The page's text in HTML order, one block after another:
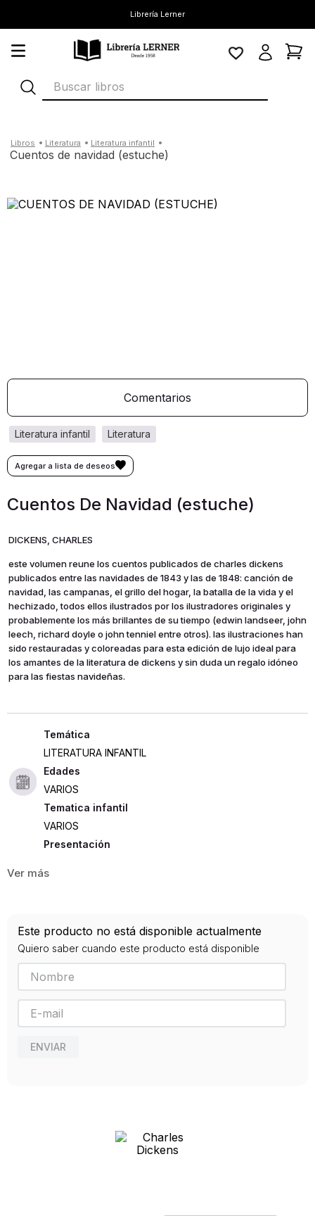
Librería Lerner
Buscar libros
literatura literatura infantil
cuentos de navidad (estuche)
Comentarios
literatura
literatura infantil
Cuentos De Navidad (estuche)
DICKENS, CHARLES
este volumen reune los cuentos publicados de charles dickens
publicados entre las navidades de 1843 y las de 1848: canción de
navidad, las campanas, el grillo del hogar, la batalla de la vida y el
hechizado, todos ellos ilustrados por los ilustradores originales y
probablemente los más brillantes de su tiempo (edwin landseer, john
leech, richard doyle o john tenniel entre otros). las ilustraciones han
sido restauradas y coloreadas para esta edición de lujo ideal para
los amantes de la literatura de dickens y sin duda un regalo idóneo
para las fiestas navideñas.
LITERATURA INFANTIL
Edades
VARIOS
Tematica infantil
VARIOS
Presentación
9788435040150
Editorial
EDHASA
Año de publicación
2007
Traductor
Cantera, Gregorio
Este producto no está disponible actualmente
Quiero saber cuando este producto está disponible
ENVIAR